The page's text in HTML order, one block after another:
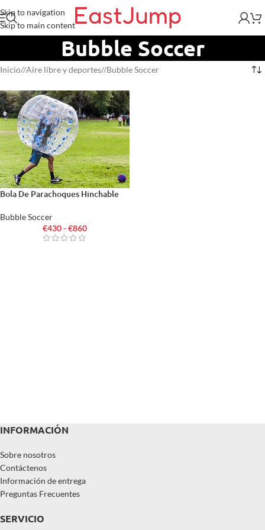
Skip to navigation
Skip to main content
Bubble Soccer
Inicio/ Aire libre y deportes/ Bubble Soccer
Bola De Parachoques Hinchable
Bubble Soccer
€430-€860
INFORMACIÓN
Sobre nosotros
Contáctenos
Información de entrega
Preguntas Frecuentes
SERVICIO